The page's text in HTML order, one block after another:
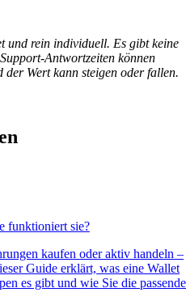
und rein individuell. Es gibt keine
Antwortzeiten können
Wert kann steigen oder fallen.
funktioniert sie?
kaufen oder aktiv handeln –
Guide erklärt, was eine Wallet
es gibt und wie Sie die passende